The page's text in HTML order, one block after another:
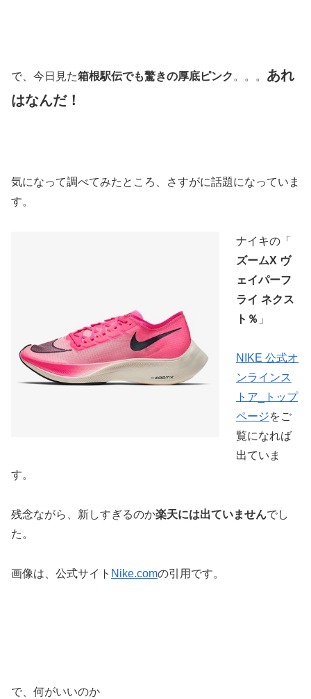
で、今日見た箱根駅伝でも驚きの厚底ピンク 。。。 あれ
はなんだ！
気になって調べてみたところ、さすがに話題になっていま
す。
ナイキの「
ズームX ヴ
ェイパーフ
ライ ネクス
ト％ 」
NIKE 公式オ
ンラインス
トア_トップ
ページをご
覧になれば
出ていま
す。
残念ながら、新しすぎるのか楽天には出ていませんでし
た。
画像は、公式サイト Nike.comの引用です。
で、何がいいのか